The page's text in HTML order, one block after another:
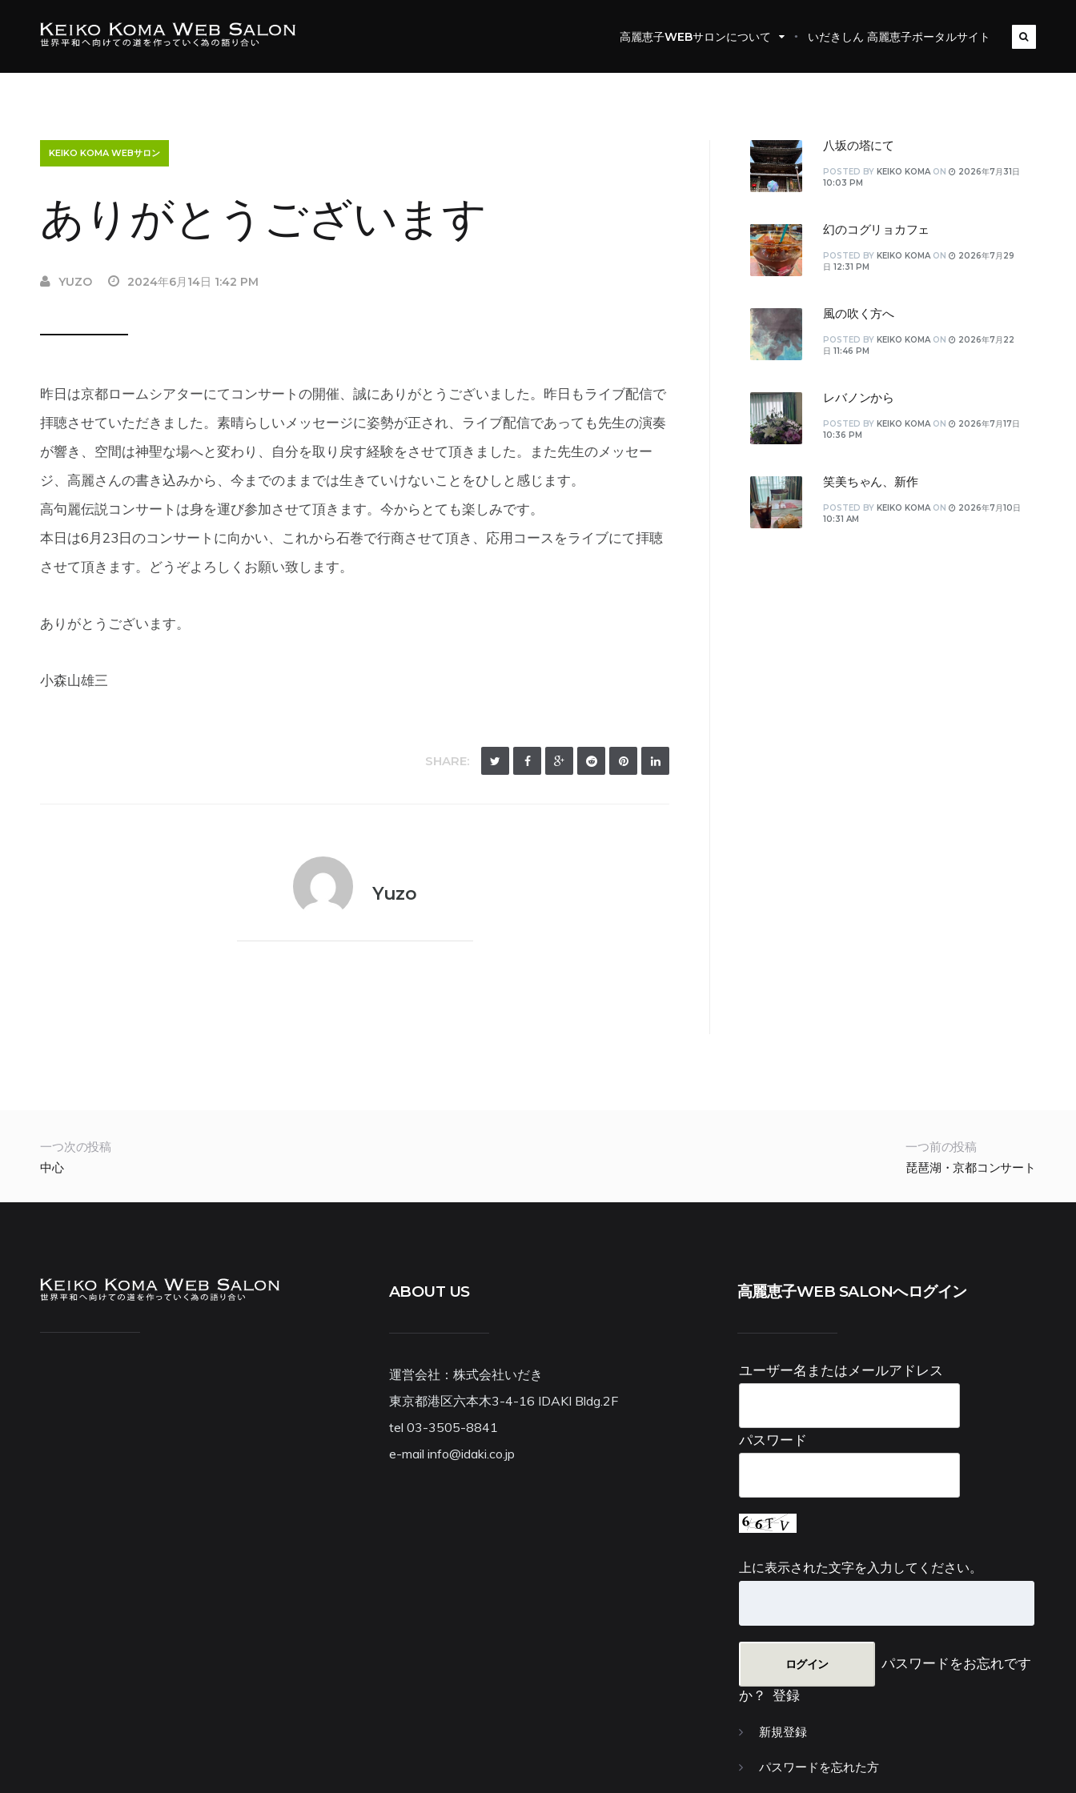
高麗恵子WEBサロンについて いだきしん 高麗恵子ポータルサイト
KEIKO KOMA WEBサロン
ありがとうございます
YUZO 2024年6月14日 1:42 PM
昨日は京都ロームシアターにてコンサートの開催、誠にありがとうございました。昨日もライブ配信で
拝聴させていただきました。素晴らしいメッセージに姿勢が正され、ライブ配信であっても先生の演奏
が響き、空間は神聖な場へと変わり、自分を取り戻す経験をさせて頂きました。また先生のメッセー
ジ、高麗さんの書き込みから、今までのままでは生きていけないことをひしと感じます。
高句麗伝説コンサートは身を運び参加させて頂きます。今からとても楽しみです。
本日は6月23日のコンサートに向かい、これから石巻で行商させて頂き、応用コースをライブにて拝聴
させて頂きます。どうぞよろしくお願い致します。
ありがとうございます。
小森山雄三
SHARE:
Yuzo
八坂の塔にて
POSTED BY KEIKO KOMA ON
2026年7月31日
10:03 PM
幻のコグリョカフェ
POSTED BY KEIKO KOMA ON
2026年7月29
日 12:31 PM
風の吹く方へ
POSTED BY KEIKO KOMA ON
2026年7月22
日 11:46 PM
レバノンから
POSTED BY KEIKO KOMA ON
2026年7月17日
10:36 PM
笑美ちゃん、新作
POSTED BY KEIKO KOMA ON
2026年7月10日
10:31 AM
一つ前の投稿
琵琶湖・京都コンサート
一つ次の投稿
中心
ABOUT US
運営会社：株式会社いだき
東京都港区六本木3-4-16 IDAKI Bldg.2F
tel 03-3505-8841
e-mail info@idaki.co.jp
高麗恵子WEB SALONへログイン
ユーザー名またはメールアドレス
パスワード
上に表示された文字を入力してください。
パスワードをお忘れです
か？ 登録
新規登録
パスワードを忘れた方